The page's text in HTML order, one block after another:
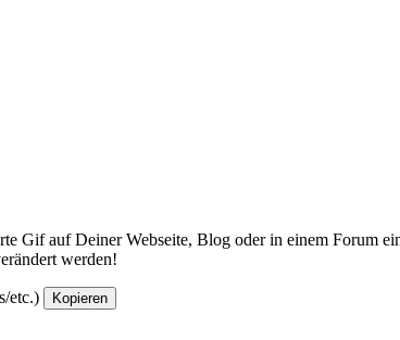
Gif auf Deiner Webseite, Blog oder in einem Forum
werden!
etc.) Kopieren